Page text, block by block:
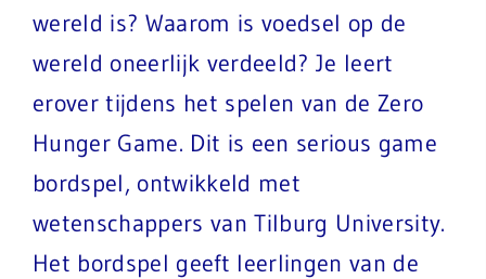
wereld is? Waarom is voedsel op de
wereld oneerlijk verdeeld? Je leert
erover tijdens het spelen van de Zero
Hunger Game. Dit is een serious game
bordspel, ontwikkeld met
wetenschappers van Tilburg University.
Het bordspel geeft leerlingen van de